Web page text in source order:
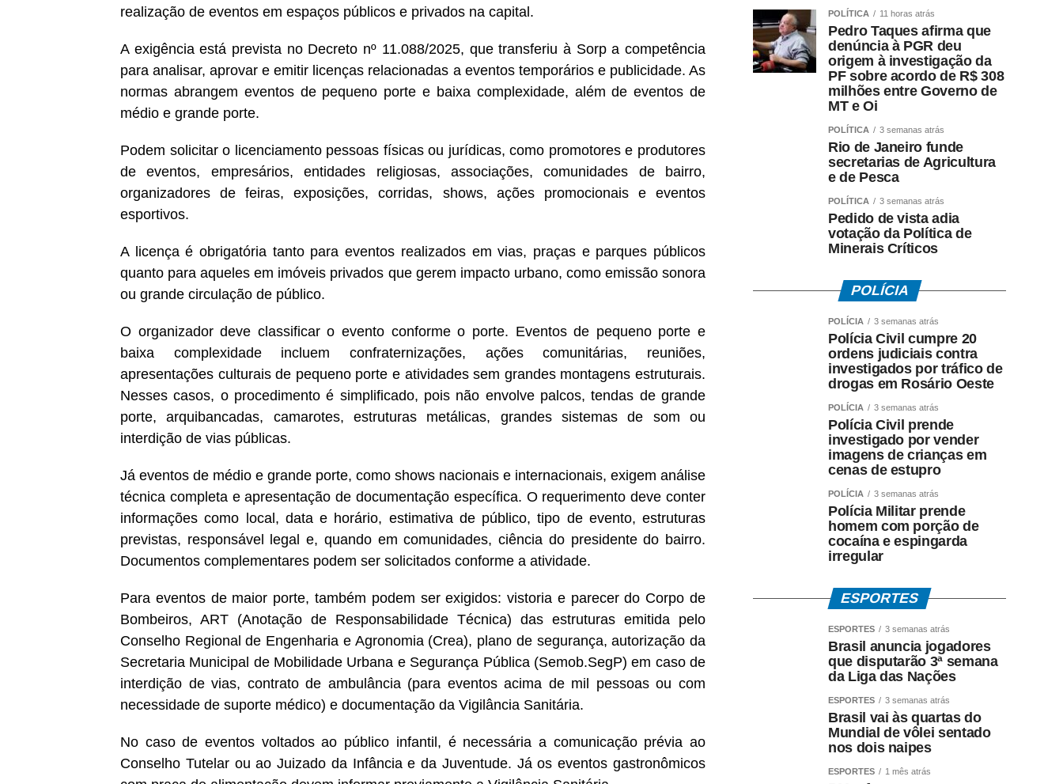
realização de eventos em espaços públicos e privados na capital.
A exigência está prevista no Decreto nº 11.088/2025, que transferiu à Sorp a competência
para analisar, aprovar e emitir licenças relacionadas a eventos temporários e publicidade. As
normas abrangem eventos de pequeno porte e baixa complexidade, além de eventos de
médio e grande porte.
Podem solicitar o licenciamento pessoas físicas ou jurídicas, como promotores e produtores
de eventos, empresários, entidades religiosas, associações, comunidades de bairro,
organizadores de feiras, exposições, corridas, shows, ações promocionais e eventos
esportivos.
A licença é obrigatória tanto para eventos realizados em vias, praças e parques públicos
quanto para aqueles em imóveis privados que gerem impacto urbano, como emissão sonora
ou grande circulação de público.
O organizador deve classificar o evento conforme o porte. Eventos de pequeno porte e
baixa complexidade incluem confraternizações, ações comunitárias, reuniões,
apresentações culturais de pequeno porte e atividades sem grandes montagens estruturais.
Nesses casos, o procedimento é simplificado, pois não envolve palcos, tendas de grande
porte, arquibancadas, camarotes, estruturas metálicas, grandes sistemas de som ou
interdição de vias públicas.
Já eventos de médio e grande porte, como shows nacionais e internacionais, exigem análise
técnica completa e apresentação de documentação específica. O requerimento deve conter
informações como local, data e horário, estimativa de público, tipo de evento, estruturas
previstas, responsável legal e, quando em comunidades, ciência do presidente do bairro.
Documentos complementares podem ser solicitados conforme a atividade.
Para eventos de maior porte, também podem ser exigidos: vistoria e parecer do Corpo de
Bombeiros, ART (Anotação de Responsabilidade Técnica) das estruturas emitida pelo
Conselho Regional de Engenharia e Agronomia (Crea), plano de segurança, autorização da
Secretaria Municipal de Mobilidade Urbana e Segurança Pública (Semob.SegP) em caso de
interdição de vias, contrato de ambulância (para eventos acima de mil pessoas ou com
necessidade de suporte médico) e documentação da Vigilância Sanitária.
No caso de eventos voltados ao público infantil, é necessária a comunicação prévia ao
Conselho Tutelar ou ao Juizado da Infância e da Juventude. Já os eventos gastronômicos
POLÍTICA 11 horas atrás
Pedro Taques afirma que
denúncia à PGR deu
origem à investigação da
PF sobre acordo de R$ 308
milhões entre Governo de
MT e Oi
POLÍTICA 3 semanas atrás
Rio de Janeiro funde
secretarias de Agricultura
e de Pesca
POLÍTICA 3 semanas atrás
Pedido de vista adia
votação da Política de
Minerais Críticos
POLÍCIA
POLÍCIA 3 semanas atrás
Polícia Civil cumpre 20
ordens judiciais contra
investigados por tráfico de
drogas em Rosário Oeste
POLÍCIA 3 semanas atrás
Polícia Civil prende
investigado por vender
imagens de crianças em
cenas de estupro
POLÍCIA 3 semanas atrás
Polícia Militar prende
homem com porção de
cocaína e espingarda
irregular
ESPORTES
ESPORTES 3 semanas atrás
Brasil anuncia jogadores
que disputarão 3ª semana
da Liga das Nações
ESPORTES 3 semanas atrás
Brasil vai às quartas do
Mundial de vôlei sentado
nos dois naipes
ESPORTES 1 mês atrás